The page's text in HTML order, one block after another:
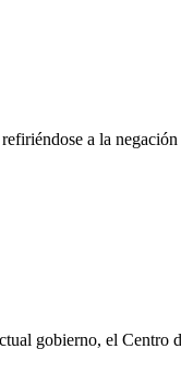
a la
gobierno, el